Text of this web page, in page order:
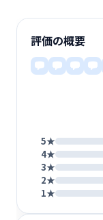
評価の概要
5★
4★
3★
2★
1★